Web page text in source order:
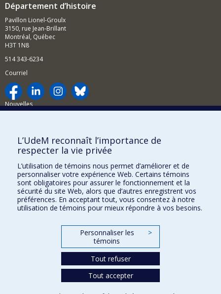
Département d’histoire
Pavillon Lionel-Groulx
3150, rue Jean-Brillant
Montréal, Québec
H3T 1N8
514 343-6234
Courriel
Nouvelles
Comment soutenir le Département?
BESOIN D'AIDE?
Plan du site
Signaler une erreur
Accessibilité
FACULTÉ DES ARTS ET DES SCIENCES
Nos départements et écoles
L’UdeM reconnaît l’importance de
respecter la vie privée
L’utilisation de témoins nous permet d’améliorer et de
personnaliser votre expérience Web. Certains témoins
sont obligatoires pour assurer le fonctionnement et la
sécurité du site Web, alors que d’autres enregistrent vos
préférences. En acceptant tout, vous consentez à notre
utilisation de témoins pour mieux répondre à vos besoins.
Personnaliser les
témoins
>
Tout refuser
Tout accepter